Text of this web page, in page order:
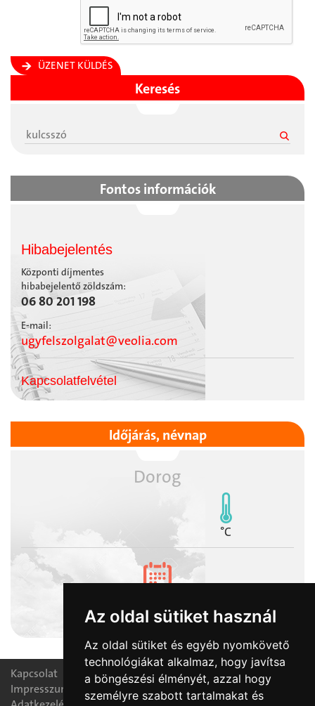
Az oldal sütiket használ
Az oldal sütiket és egyéb nyomkövető
technológiákat alkalmaz, hogy javítsa
a böngészési élményét, azzal hogy
személyre szabott tartalmakat és
ÜZENET KÜLDÉS
Keresés
Fontos információk
Hibabejelentés
Központi díjmentes
hibabejelentő zöldszám:
06 80 201 198
E-mail:
ugyfelszolgalat@veolia.com
Kapcsolatfelvétel
Időjárás, névnap
Dorog
°C
Berta, Bettina napja
Kapcsolat
Impresszum